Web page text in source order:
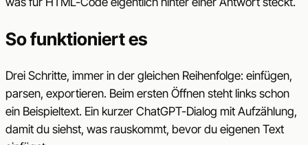
So funktioniert es
Drei Schritte, immer in der gleichen Reihenfolge: einfügen,
parsen, exportieren. Beim ersten Öffnen steht links schon
ein Beispieltext. Ein kurzer ChatGPT-Dialog mit Aufzählung,
damit du siehst, was rauskommt, bevor du eigenen Text